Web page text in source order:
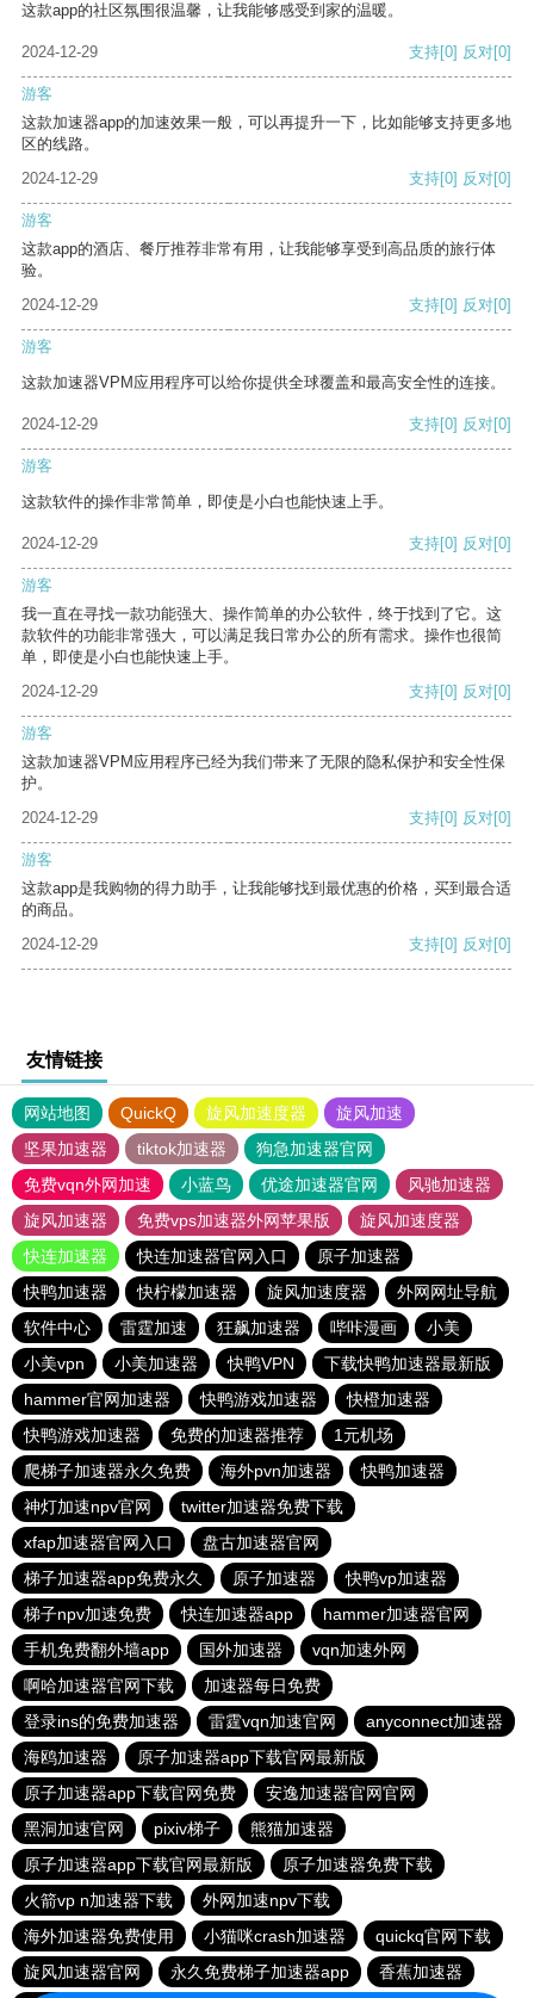
这款app的社区氛围很温馨，让我能够感受到家的温暖。
2024-12-29 支持[0] 反对[0]
游客
这款加速器app的加速效果一般，可以再提升一下，比如能够支持更多地
区的线路。
2024-12-29
支持[0] 反对[0]
游客
这款app的酒店、餐厅推荐非常有用，让我能够享受到高品质的旅行体
验。
2024-12-29
支持[0] 反对[0]
游客
这款加速器VPM应用程序可以给你提供全球覆盖和最高安全性的连接。
2024-12-29 支持[0] 反对[0]
游客
这款软件的操作非常简单，即使是小白也能快速上手。
2024-12-29 支持[0] 反对[0]
游客
我一直在寻找一款功能强大、操作简单的办公软件，终于找到了它。这
款软件的功能非常强大，可以满足我日常办公的所有需求。操作也很简
单，即使是小白也能快速上手。
2024-12-29
支持[0] 反对[0]
游客
这款加速器VPM应用程序已经为我们带来了无限的隐私保护和安全性保
护。
2024-12-29
支持[0] 反对[0]
游客
这款app是我购物的得力助手，让我能够找到最优惠的价格，买到最合适
的商品。
2024-12-29
支持[0] 反对[0]
友情链接
网站地图 QuickQ 旋风加速度器
旋风加速
坚果加速器
tiktok加速器
狗急加速器官网
免费vqn外网加速
小蓝鸟 优途加速器官网
风驰加速器
旋风加速器
免费vps加速器外网苹果版
旋风加速度器
快连加速器
快连加速器官网入口
原子加速器
快鸭加速器
快柠檬加速器 旋风加速度器
外网网址导航
软件中心
雷霆加速 狂飙加速器 哔咔漫画
小美
小美vpn
小美加速器 快鸭VPN
下载快鸭加速器最新版
hammer官网加速器
快鸭游戏加速器
快橙加速器
快鸭游戏加速器
免费的加速器推荐
1元机场
爬梯子加速器永久免费
海外pvn加速器
快鸭加速器
神灯加速npv官网
twitter加速器免费下载
xfap加速器官网入口
盘古加速器官网
梯子加速器app免费永久
原子加速器
快鸭vp加速器
梯子npv加速免费
快连加速器app
hammer加速器官网
手机免费翻外墙app
国外加速器
vqn加速外网
啊哈加速器官网下载
加速器每日免费
登录ins的免费加速器
雷霆vqn加速官网
anyconnect加速器
海鸥加速器
原子加速器app下载官网最新版
原子加速器app下载官网免费
安逸加速器官网官网
黑洞加速官网
pixiv梯子
熊猫加速器
原子加速器app下载官网最新版
原子加速器免费下载
火箭vp n加速器下载
外网加速npv下载
海外加速器免费使用
小猫咪crash加速器
quickq官网下载
旋风加速器官网
永久免费梯子加速器app 香蕉加速器